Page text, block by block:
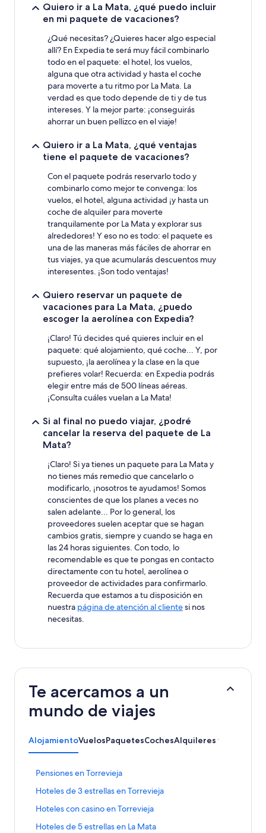
Quiero ir a La Mata, ¿qué puedo incluir
en mi paquete de vacaciones?
¿Qué necesitas? ¿Quieres hacer algo especial
allí? En Expedia te será muy fácil combinarlo
todo en el paquete: el hotel, los vuelos,
alguna que otra actividad y hasta el coche
para moverte a tu ritmo por La Mata. La
verdad es que todo depende de ti y de tus
intereses. Y la mejor parte: ¡conseguirás
ahorrar un buen pellizco en el viaje!
Quiero ir a La Mata, ¿qué ventajas
tiene el paquete de vacaciones?
Con el paquete podrás reservarlo todo y
combinarlo como mejor te convenga: los
vuelos, el hotel, alguna actividad ¡y hasta un
coche de alquiler para moverte
tranquilamente por La Mata y explorar sus
alrededores! Y eso no es todo: el paquete es
una de las maneras más fáciles de ahorrar en
tus viajes, ya que acumularás descuentos muy
interesentes. ¡Son todo ventajas!
Quiero reservar un paquete de
vacaciones para La Mata, ¿puedo
escoger la aerolínea con Expedia?
¡Claro! Tú decides qué quieres incluir en el
paquete: qué alojamiento, qué coche... Y, por
supuesto, ¡la aerolínea y la clase en la que
prefieres volar! Recuerda: en Expedia podrás
elegir entre más de 500 líneas aéreas.
¡Consulta cuáles vuelan a La Mata!
Si al final no puedo viajar, ¿podré
cancelar la reserva del paquete de La
Mata?
¡Claro! Si ya tienes un paquete para La Mata y
no tienes más remedio que cancelarlo o
modificarlo, ¡nosotros te ayudamos! Somos
conscientes de que los planes a veces no
salen adelante... Por lo general, los
proveedores suelen aceptar que se hagan
cambios gratis, siempre y cuando se haga en
las 24 horas siguientes. Con todo, lo
recomendable es que te pongas en contacto
directamente con tu hotel, aerolínea o
proveedor de actividades para confirmarlo.
Recuerda que estamos a tu disposición en
nuestra página de atención al clientesi nos
necesitas.
Te acercamos a un
mundo de viajes
AlojamientoVuelosPaquetesCochesAlquileres
Pensiones en Torrevieja
E
l
a
c
e
Hoteles de 3 estrellas en Torrevieja
E
l
a
Hoteles con casino en Torrevieja
E
lHoteles de 5 estrellas en La Mata
E